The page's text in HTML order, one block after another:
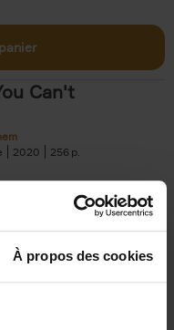
À propos des cookies
Can't
2020 256